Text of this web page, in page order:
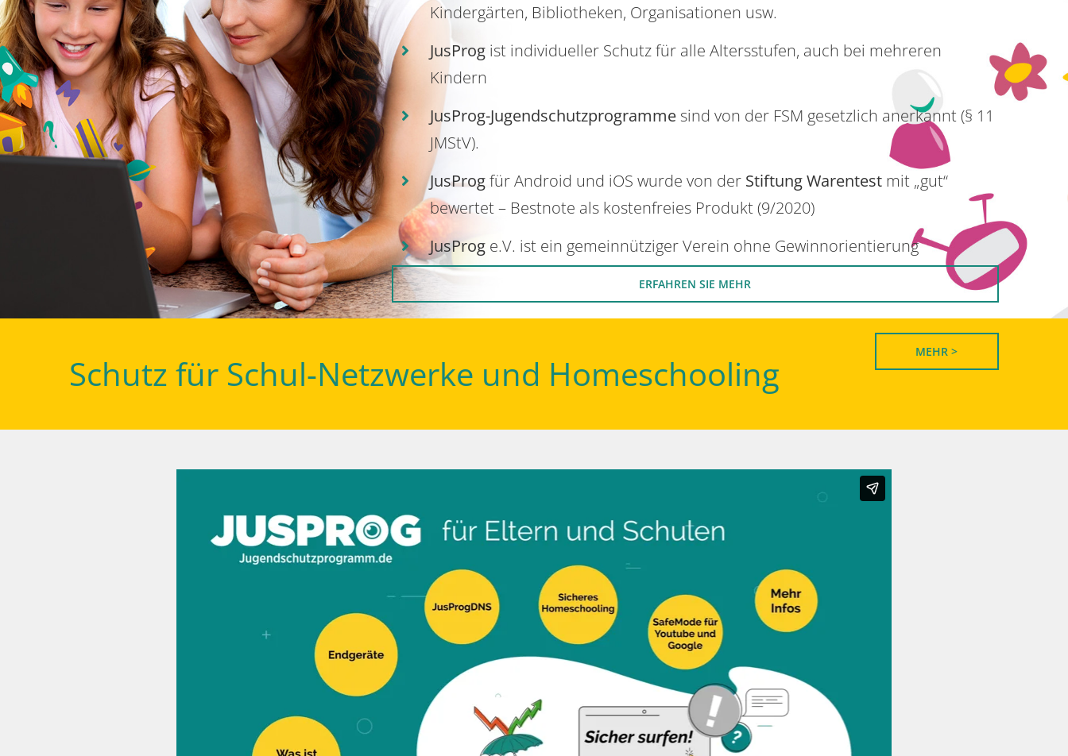
Kindergärten, Bibliotheken, Organisationen usw.
JusProgist individueller Schutz für alle Altersstufen, auch bei mehreren
Kindern
JusProg-Jugendschutzprogrammesind von der FSM gesetzlich anerkannt (§ 11
JMStV).
JusProgfür Android und iOS wurde von der Stiftung Warentestmit „gut“
bewertet – Bestnote als kostenfreies Produkt (9/2020)
JusProge.V. ist ein gemeinnütziger Verein ohne Gewinnorientierung
ERFAHREN SIE MEHR
Schutz für Schul-Netzwerke und Homeschooling
MEHR >